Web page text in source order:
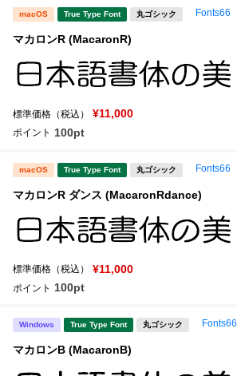
macOS True Type Font 丸ゴシック Fonts66
マカロンR (MacaronR)
標準価格（税込） ¥11,000
ポイント 100pt
macOS True Type Font 丸ゴシック Fonts66
マカロンR ダンス (MacaronRdance)
標準価格（税込） ¥11,000
ポイント 100pt
Windows True Type Font 丸ゴシック Fonts66
マカロンB (MacaronB)